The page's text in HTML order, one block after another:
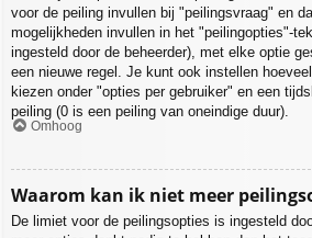
voor de peiling invullen bij "peilingsvraag" en
mogelijkheden invullen in het "peilingopties"-
ingesteld door de beheerder), met elke optie
een nieuwe regel. Je kunt ook instellen
kiezen onder "opties per gebruiker" en een
peiling (0 is een peiling van oneindige duur).
Omhoog
Waarom kan ik niet meer
De limiet voor de peilingsopties is ingesteld